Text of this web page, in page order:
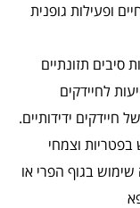
ופעילות גופנית
סיבים תזונתיים
לחיידקים
חיידקים ידידותיים.
וצמחי
בגוף הפרי או